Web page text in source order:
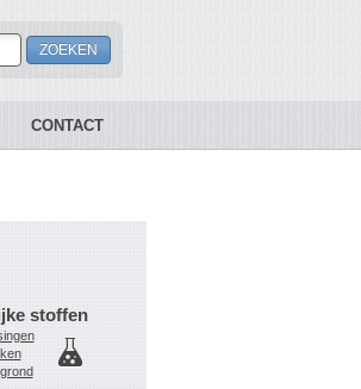
CONTACT
stoffen